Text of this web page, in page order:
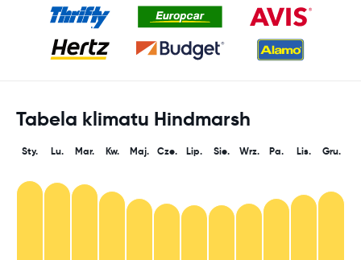
Tabela klimatu Hindmarsh
Sty. Lu. Mar. Kw. Maj. Cze. Lip. Sie. Wrz. Pa. Lis. Gru.